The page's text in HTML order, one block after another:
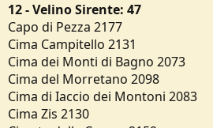
12 - Velino Sirente: 47
Capo di Pezza 2177
Cima Campitello 2131
Cima dei Monti di Bagno 2073
Cima del Morretano 2098
Cima di Iaccio dei Montoni 2083
Cima Zis 2130